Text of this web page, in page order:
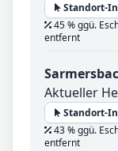
Standort-
45 % ggü.
entfernt
Aktueller
Standort-
43 % ggü.
entfernt